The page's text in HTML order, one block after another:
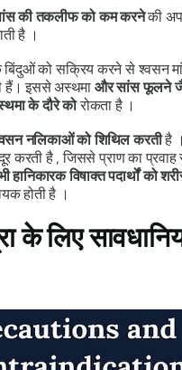
की तकलीफ को कम करनेकी
है ।
बिंदुओं को सक्रिय करने से श्वसन
हैं। इससे अस्थमा औरसांस फूलने
के दौरे कोरोकता है ।
नलिकाओं को शिथिल करतीहै
करती है , जिससेप्राण का
हानिकारक विषाक्त पदार्थों को
होती है ।
के लिए